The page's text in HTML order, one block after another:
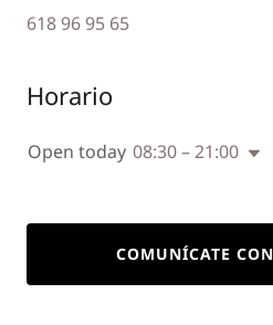
618 96 95 65
Horario
Open today 08:30 – 21:00
COMUNÍCATE